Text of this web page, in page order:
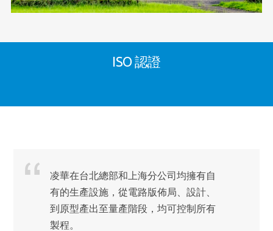
ISO 認證
凌華在台北總部和上海分公司均擁有自
有的生產設施，從電路版佈局、設計、
到原型產出至量產階段，均可控制所有
製程。